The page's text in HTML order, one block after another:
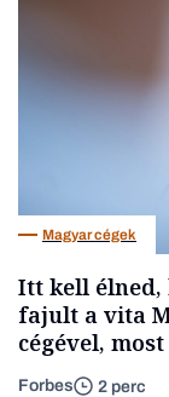
Magyar cégek
Itt kell élned,
fajult a vita
cégével,
Forbes 2 perc